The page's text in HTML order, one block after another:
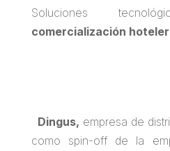
Soluciones
comercialización
Dingus, empresa de
como spin-off de la